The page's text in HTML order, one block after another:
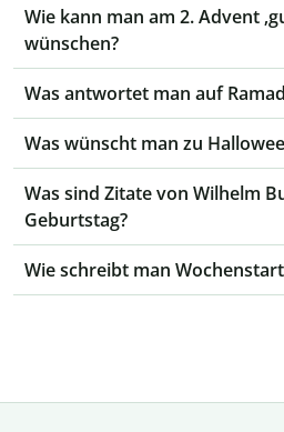
Wie kann man am 2. Advent
wünschen?
Was antwortet man auf
Was wünscht man zu
Was sind Zitate von Wilhelm
Geburtstag?
Wie schreibt man